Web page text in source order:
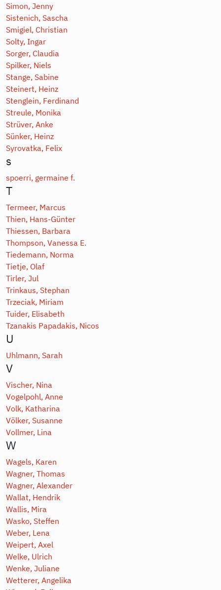
Simon, Jenny
Sistenich, Sascha
Smigiel, Christian
Solty, Ingar
Sorger, Claudia
Spilker, Niels
Stange, Sabine
Steinert, Heinz
Stenglein, Ferdinand
Streule, Monika
Strüver, Anke
Sünker, Heinz
Syrovatka, Felix
s
spoerri, germaine f.
T
Termeer, Marcus
Thien, Hans-Günter
Thiessen, Barbara
Thompson, Vanessa E.
Tiedemann, Norma
Tietje, Olaf
Tirler, Jul
Trinkaus, Stephan
Trzeciak, Miriam
Tuider, Elisabeth
Tzanakis Papadakis, Nicos
U
Uhlmann, Sarah
V
Vischer, Nina
Vogelpohl, Anne
Volk, Katharina
Völker, Susanne
Vollmer, Lina
W
Wagels, Karen
Wagner, Thomas
Wagner, Alexander
Wallat, Hendrik
Wallis, Mira
Wasko, Steffen
Weber, Lena
Weipert, Axel
Welke, Ulrich
Wenke, Juliane
Wetterer, Angelika